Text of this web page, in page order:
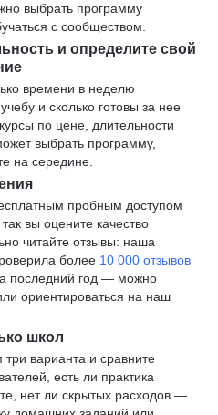
выбрать программу
с сообществом.
и определите свой
времени в неделю
и сколько готовы за нее
по цене, длительности
выбрать программу,
на середине.
пробным доступом
вы оцените качество
читайте отзывы: наша
более 10 000 отзывов
последний год — можно
ориентироваться на наш
школ
варианта и сравните
есть ли практика
нет ли скрытых расходов —